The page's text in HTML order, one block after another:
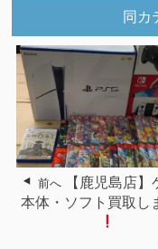
同カ
前へ
【鹿児島店】
本体・ソフト買取し